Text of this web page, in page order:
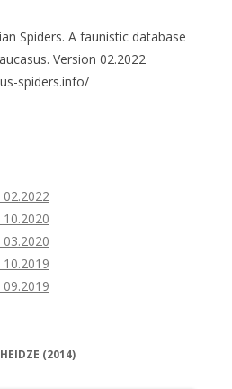
Spiders. A faunistic database
Version 02.2022
spiders.info/
(2014)